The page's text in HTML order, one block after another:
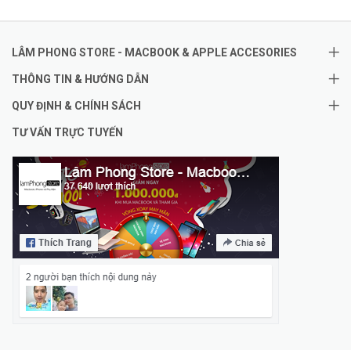
LÂM PHONG STORE - MACBOOK & APPLE ACCESORIES
THÔNG TIN & HƯỚNG DẪN
QUY ĐỊNH & CHÍNH SÁCH
TƯ VẤN TRỰC TUYẾN